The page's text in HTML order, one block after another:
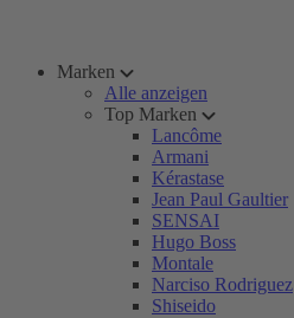
Marken
Alle anzeigen
Top Marken
Lancôme
Armani
Kérastase
Jean Paul Gaultier
SENSAI
Hugo Boss
Montale
Narciso Rodriguez
Shiseido